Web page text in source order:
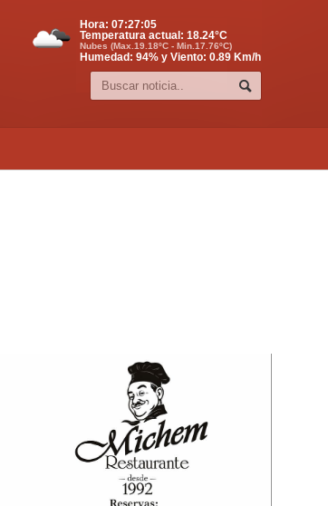
Hora: 07:27:06
Temperatura actual: 18.24°C
Nubes (Max.19.18ºC - Min.17.76ºC)
Humedad: 94% y Viento: 0.89 Km/h